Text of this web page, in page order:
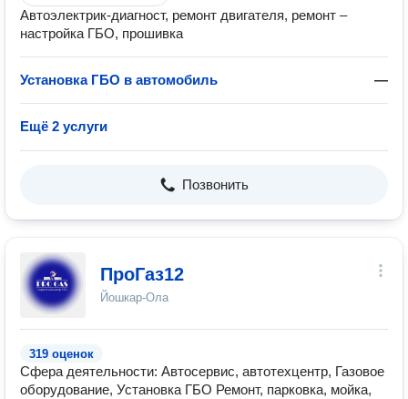
Автоэлектрик-диагност, ремонт двигателя, ремонт –
настройка ГБО, прошивка
Установка ГБО в автомобиль —
Ещё 2 услуги
Позвонить
ПроГаз12
Йошкар-Ола
319 оценок
Сфера деятельности: Автосервис, автотехцентр, Газовое
оборудование, Установка ГБО Ремонт, парковка, мойка,